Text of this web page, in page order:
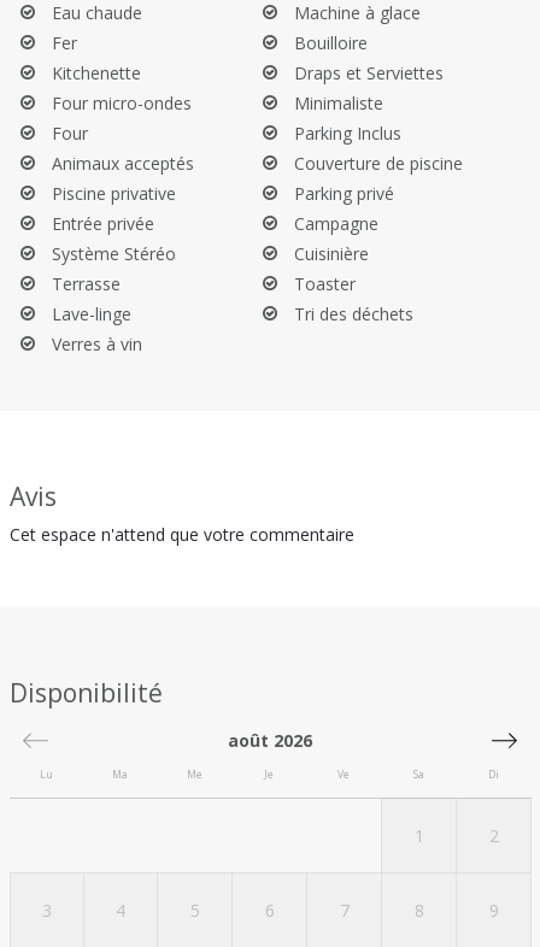
Annexe 3 :
- une chambre avec 2 lits de 90 cm et sa salle d'eau, toilette
Caution sans avance (frais de dossier).
Eau chaude
Machine à glace
Fer
Bouilloire
Kitchenette
Draps et Serviettes
Four micro-ondes
Minimaliste
Four
Parking Inclus
Animaux acceptés
Couverture de piscine
Piscine privative
Parking privé
Entrée privée
Campagne
Système Stéréo
Cuisinière
Terrasse
Toaster
Lave-linge
Tri des déchets
Verres à vin
Avis
Cet espace n'attend que votre commentaire
Disponibilité
août 2026
Lu Ma Me Je Ve Sa Di
1 2
3 4 5 6 7 8 9